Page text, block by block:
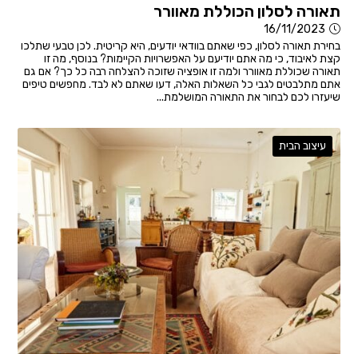
תאורה לסלון הכוללת מאוורר
16/11/2023
בחירת תאורה לסלון, כפי שאתם בוודאי יודעים, היא קריטית. לכן טבעי שתלכו
קצת לאיבוד, כי מה אתם יודיעם על האפשרויות הקיימות? בנוסף, מה זו
תאורה שכוללת מאוורר ולמה זו אופציה שזוכה להצלחה רבה כל כך? אם גם
אתם מתלבטים לגבי כל השאלות האלה, דעו שאתם לא לבד. מחפשים טיפים
שיעזרו לכם לבחור את התאורה המושלמת...
עיצוב הבית